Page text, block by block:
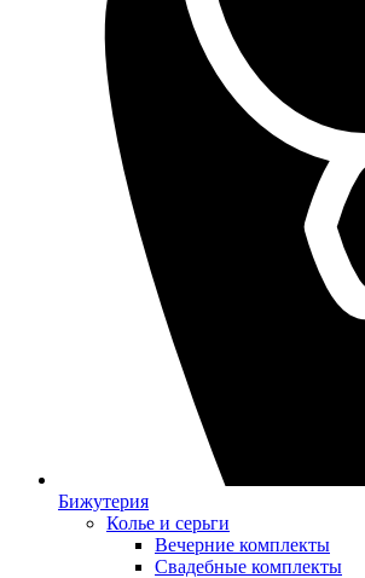
Бижутерия
Колье и серьги
Вечерние комплекты
Свадебные комплекты